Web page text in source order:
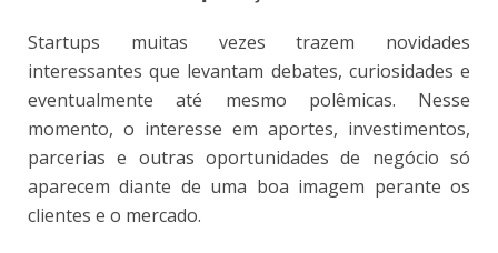
Startups muitas vezes trazem novidades
interessantes que levantam debates, curiosidades e
eventualmente até mesmo polêmicas. Nesse
momento, o interesse em aportes, investimentos,
parcerias e outras oportunidades de negócio só
aparecem diante de uma boa imagem perante os
clientes e o mercado.